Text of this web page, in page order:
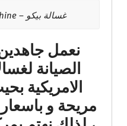
غسالة بيكو – beko washing machine
نعمل
الصيانة
الامريكية
مريحة و